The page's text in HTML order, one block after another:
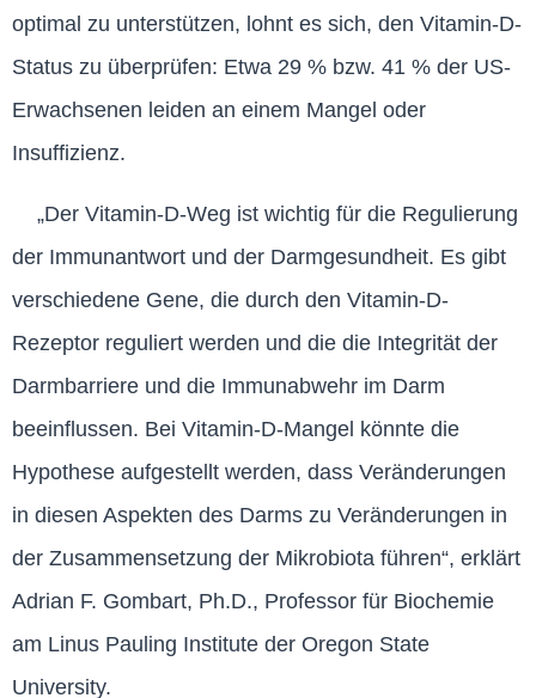
optimal zu unterstützen, lohnt es sich, den Vitamin-D-
Status zu überprüfen: Etwa 29 % bzw. 41 % der US-
Erwachsenen leiden an einem Mangel oder
Insuffizienz.
„Der Vitamin-D-Weg ist wichtig für die Regulierung
der Immunantwort und der Darmgesundheit. Es gibt
verschiedene Gene, die durch den Vitamin-D-
Rezeptor reguliert werden und die die Integrität der
Darmbarriere und die Immunabwehr im Darm
beeinflussen. Bei Vitamin-D-Mangel könnte die
Hypothese aufgestellt werden, dass Veränderungen
in diesen Aspekten des Darms zu Veränderungen in
der Zusammensetzung der Mikrobiota führen“, erklärt
Adrian F. Gombart, Ph.D., Professor für Biochemie
am Linus Pauling Institute der Oregon State
University.